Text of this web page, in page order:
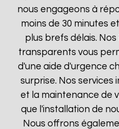
nous engageons à
moins de 30 minutes
plus brefs délais.
transparents vous
d'une aide d'urgence
surprise. Nos
et la maintenance de
que l'installation de
Nous offrons